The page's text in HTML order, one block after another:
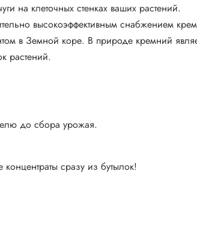
на клеточных стенках ваших растений.
высокоэффективным снабжением
в Земной коре. В природе кремний
растений.
до сбора урожая.
сразу из бутылок!